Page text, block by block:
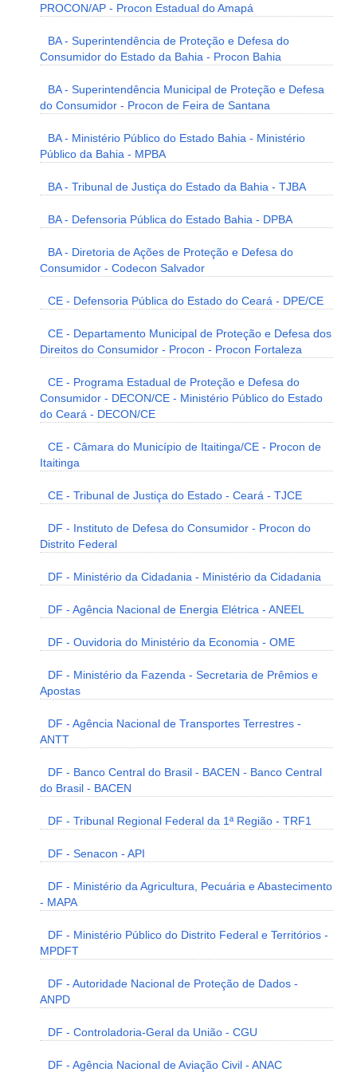
PROCON/AP - Procon Estadual do Amapá
BA - Superintendência de Proteção e Defesa do
Consumidor do Estado da Bahia - Procon Bahia
BA - Superintendência Municipal de Proteção e Defesa
do Consumidor - Procon de Feira de Santana
BA - Ministério Público do Estado Bahia - Ministério
Público da Bahia - MPBA
BA - Tribunal de Justiça do Estado da Bahia - TJBA
BA - Defensoria Pública do Estado Bahia - DPBA
BA - Diretoria de Ações de Proteção e Defesa do
Consumidor - Codecon Salvador
CE - Defensoria Pública do Estado do Ceará - DPE/CE
CE - Departamento Municipal de Proteção e Defesa dos
Direitos do Consumidor - Procon - Procon Fortaleza
CE - Programa Estadual de Proteção e Defesa do
Consumidor - DECON/CE - Ministério Público do Estado
do Ceará - DECON/CE
CE - Câmara do Município de Itaitinga/CE - Procon de
Itaitinga
CE - Tribunal de Justiça do Estado - Ceará - TJCE
DF - Instituto de Defesa do Consumidor - Procon do
Distrito Federal
DF - Ministério da Cidadania - Ministério da Cidadania
DF - Agência Nacional de Energia Elétrica - ANEEL
DF - Ouvidoria do Ministério da Economia - OME
DF - Ministério da Fazenda - Secretaria de Prêmios e
Apostas
DF - Agência Nacional de Transportes Terrestres -
ANTT
DF - Banco Central do Brasil - BACEN - Banco Central
do Brasil - BACEN
DF - Tribunal Regional Federal da 1ª Região - TRF1
DF - Senacon - API
DF - Ministério da Agricultura, Pecuária e Abastecimento
- MAPA
DF - Ministério Público do Distrito Federal e Territórios -
MPDFT
DF - Autoridade Nacional de Proteção de Dados -
ANPD
DF - Controladoria-Geral da União - CGU
DF - Agência Nacional de Aviação Civil - ANAC